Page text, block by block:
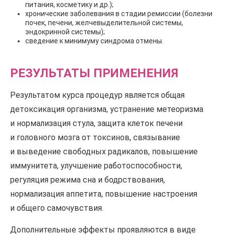
питания, косметику и др.);
хронические заболевания в стадии ремиссии (болезни
почек, печени, желчевыделительной системы,
эндокринной системы);
сведение к минимуму синдрома отмены.
РЕЗУЛЬТАТЫ ПРИМЕНЕНИЯ
Результатом курса процедур является общая
детоксикация организма, устранение метеоризма
и нормализация стула, защита клеток печени
и головного мозга от токсинов, связывание
и выведение свободных радикалов, повышение
иммунитета, улучшение работоспособности,
регуляция режима сна и бодрствования,
нормализация аппетита, повышение настроения
и общего самочувствия.
Дополнительные эффекты проявляются в виде